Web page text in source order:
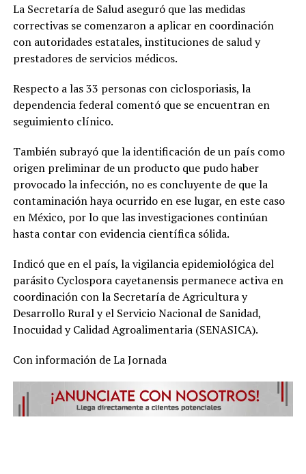
La Secretaría de Salud aseguró que las medidas
correctivas se comenzaron a aplicar en coordinación
con autoridades estatales, instituciones de salud y
prestadores de servicios médicos.
Respecto a las 33 personas con ciclosporiasis, la
dependencia federal comentó que se encuentran en
seguimiento clínico.
También subrayó que la identificación de un país como
origen preliminar de un producto que pudo haber
provocado la infección, no es concluyente de que la
contaminación haya ocurrido en ese lugar, en este caso
en México, por lo que las investigaciones continúan
hasta contar con evidencia científica sólida.
Indicó que en el país, la vigilancia epidemiológica del
parásito Cyclospora cayetanensis permanece activa en
coordinación con la Secretaría de Agricultura y
Desarrollo Rural y el Servicio Nacional de Sanidad,
Inocuidad y Calidad Agroalimentaria (SENASICA).
Con información de La Jornada